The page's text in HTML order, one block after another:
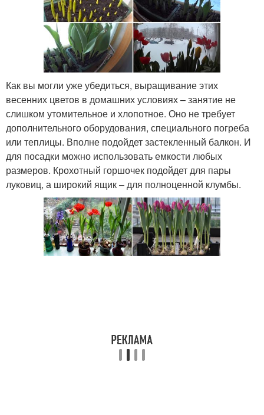
Как вы могли уже убедиться, выращивание этих
весенних цветов в домашних условиях – занятие не
слишком утомительное и хлопотное. Оно не требует
дополнительного оборудования, специального погреба
или теплицы. Вполне подойдет застекленный балкон. И
для посадки можно использовать емкости любых
размеров. Крохотный горшочек подойдет для пары
луковиц, а широкий ящик – для полноценной клумбы.